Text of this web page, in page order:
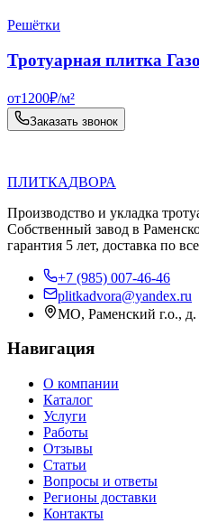
Решётки
Тротуарная плитка
от1200₽/м²
Заказать звонок
ПЛИТКАДВОРА
Производство и укладка
Собственный завод в
гарантия 5 лет, доставка по
+7 (985) 007-46-46
plitkadvora@yandex.ru
МО, Раменский г.о.,
Навигация
О компании
Каталог
Услуги
Работы
Отзывы
Статьи
Вопросы и ответы
Регионы доставки
Контакты